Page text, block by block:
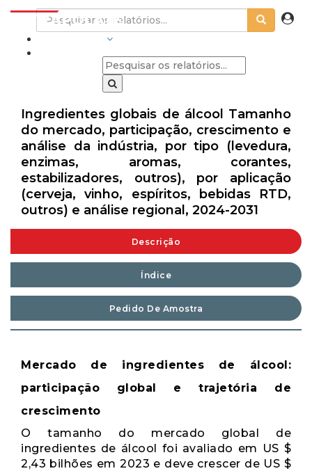
Ingredientes globais de álcool Tamanho
do mercado, participação, crescimento e
análise da indústria, por tipo (levedura,
enzimas, aromas, corantes,
estabilizadores, outros), por aplicação
(cerveja, vinho, espíritos, bebidas RTD,
outros) e análise regional, 2024-2031
Descrição
Índice
Pedido De Amostra
Mercado de ingredientes de álcool:
participação global e trajetória de
crescimento
O tamanho do mercado global de
ingredientes de álcool foi avaliado em US $
2,43 bilhões em 2023 e deve crescer de US $